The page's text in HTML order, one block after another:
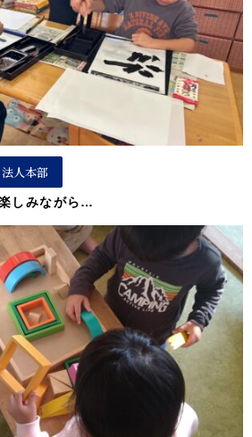
法人本部
しみながら…